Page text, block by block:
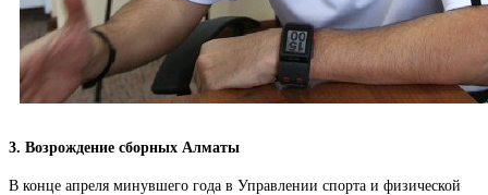
3. Возрождение сборных Алматы
В конце апреля минувшего года в Управлении спорта и физической